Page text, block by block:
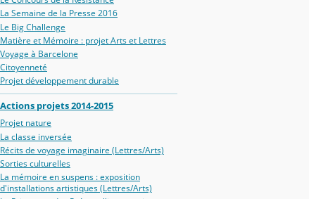
La Semaine de la Presse 2016
Le Big Challenge
Matière et Mémoire : projet Arts et Lettres
Voyage à Barcelone
Citoyenneté
Projet développement durable
Actions projets 2014-2015
Projet nature
La classe inversée
Récits de voyage imaginaire (Lettres/Arts)
Sorties culturelles
La mémoire en suspens : exposition
d'installations artistiques (Lettres/Arts)